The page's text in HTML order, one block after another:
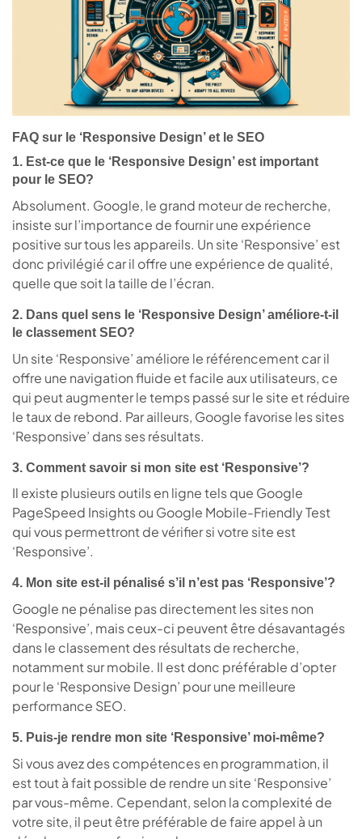
FAQ sur le ‘Responsive Design’ et le SEO
1. Est-ce que le ‘Responsive Design’ est important
pour le SEO?
Absolument. Google, le grand moteur de recherche,
insiste sur l’importance de fournir une expérience
positive sur tous les appareils. Un site ‘Responsive’ est
donc privilégié car il offre une expérience de qualité,
quelle que soit la taille de l’écran.
2. Dans quel sens le ‘Responsive Design’ améliore-t-il
le classement SEO?
Un site ‘Responsive’ améliore le référencement car il
offre une navigation fluide et facile aux utilisateurs, ce
qui peut augmenter le temps passé sur le site et réduire
le taux de rebond. Par ailleurs, Google favorise les sites
‘Responsive’ dans ses résultats.
3. Comment savoir si mon site est ‘Responsive’?
Il existe plusieurs outils en ligne tels que Google
PageSpeed Insights ou Google Mobile-Friendly Test
qui vous permettront de vérifier si votre site est
‘Responsive’.
4. Mon site est-il pénalisé s’il n’est pas ‘Responsive’?
Google ne pénalise pas directement les sites non
‘Responsive’, mais ceux-ci peuvent être désavantagés
dans le classement des résultats de recherche,
notamment sur mobile. Il est donc préférable d’opter
pour le ‘Responsive Design’ pour une meilleure
performance SEO.
5. Puis-je rendre mon site ‘Responsive’ moi-même?
Si vous avez des compétences en programmation, il
est tout à fait possible de rendre un site ‘Responsive’
par vous-même. Cependant, selon la complexité de
votre site, il peut être préférable de faire appel à un